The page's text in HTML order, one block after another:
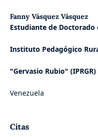
Fanny Vásquez Vásquez
Estudiante de Doctorado
Instituto Pedagógico
"Gervasio Rubio" (IPRGR)
Venezuela
Citas